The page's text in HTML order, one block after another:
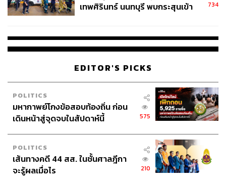
เทพศิรินทร์ นนทบุรี พบกระสุนเข้า
734
EDITOR'S PICKS
POLITICS
มหากาพย์โกงข้อสอบท้องถิ่น ก่อน
เดินหน้าสู่จุดจบในสัปดาห์นี้
575
POLITICS
เส้นทางคดี 44 สส. ในชั้นศาลฎีกา
จะรู้ผลเมื่อไร
210